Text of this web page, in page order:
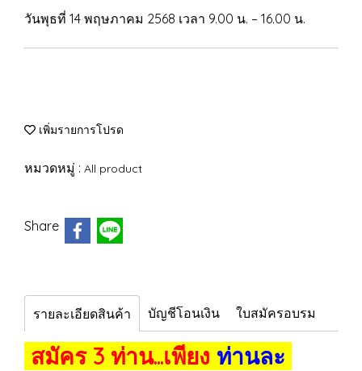
วันพุธที่ 14 พฤษภาคม 2568 เวลา 9.00 น. – 16.00 น.
เพิ่มรายการโปรด
หมวดหมู่ : All product
Share
รายละเอียดสินค้า บัญชีโอนเงิน ใบสมัครอบรม
สมัคร 3 ท่าน...เพียง ท่านละ